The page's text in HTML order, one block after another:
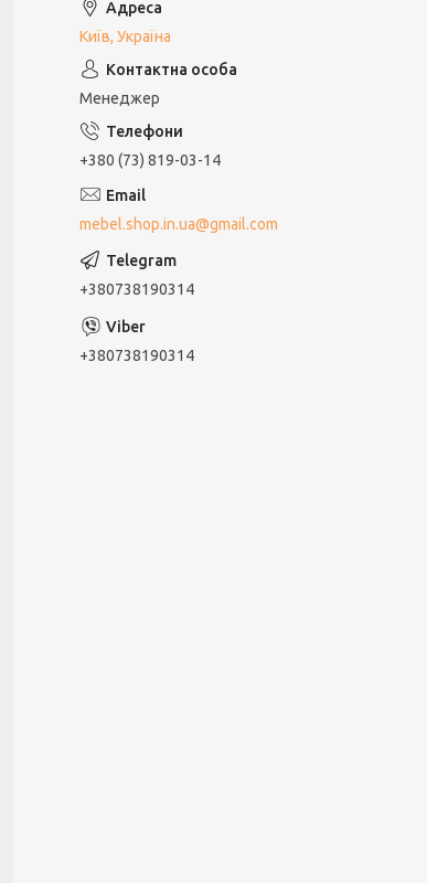
Київ, Україна
Менеджер
+380 (73) 819-03-14
mebel.shop.in.ua@gmail.com
+380738190314
+380738190314